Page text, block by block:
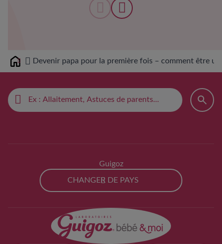
Home Devenir papa pour la première fois – comment être
Guigoz
CHANGER DE PAYS